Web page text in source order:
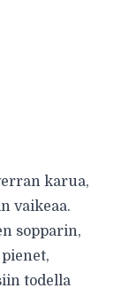
karua,
vaikeaa.
sopparin,
todella